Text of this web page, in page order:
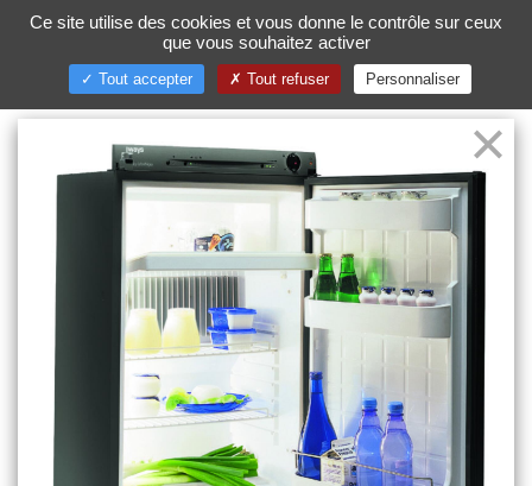
Ce site utilise des cookies et vous donne le contrôle sur ceux
que vous souhaitez activer
Tout accepter Tout refuser Personnaliser